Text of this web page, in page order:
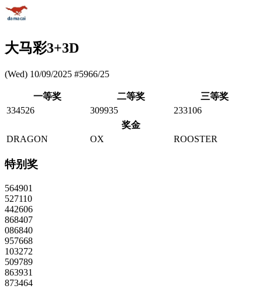
大马彩3+3D
(Wed) 10/09/2025 #5966/25
一等奖 二等奖
三等奖
334526
309935
233106
奖金
DRAGON
OX ROOSTER
特别奖
564901
527110
442606
868407
086840
957668
103272
509789
863931
873464